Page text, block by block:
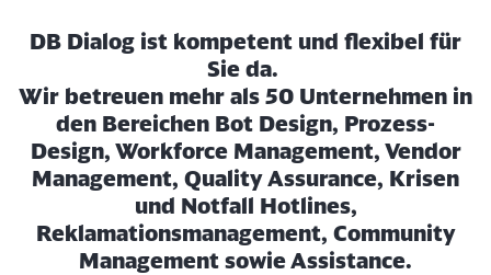
DB Dialog ist kompetent und flexibel für
Sie da.
Wir betreuen mehr als 50 Unternehmen in
den Bereichen Bot Design, Prozess-
Design, Workforce Management, Vendor
Management, Quality Assurance, Krisen
und Notfall Hotlines,
Reklamationsmanagement, Community
Management sowie Assistance.